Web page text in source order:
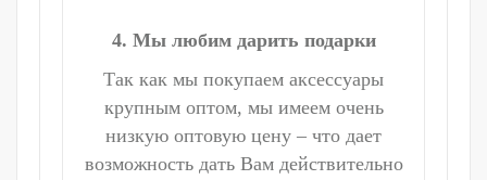
4. Мы любим дарить подарки
Так как мы покупаем аксессуары
крупным оптом, мы имеем очень
низкую оптовую цену – что дает
возможность дать Вам действительно